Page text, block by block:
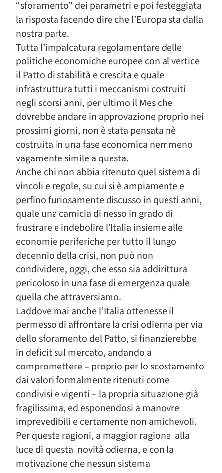
“sforamento” dei parametri e poi festeggiata
la risposta facendo dire che l’Europa sta dalla
nostra parte.
Tutta l’impalcatura regolamentare delle
politiche economiche europee con al vertice
il Patto di stabilità e crescita e quale
infrastruttura tutti i meccanismi costruiti
negli scorsi anni, per ultimo il Mes che
dovrebbe andare in approvazione proprio nei
prossimi giorni, non è stata pensata nè
costruita in una fase economica nemmeno
vagamente simile a questa.
Anche chi non abbia ritenuto quel sistema di
vincoli e regole, su cui si è ampiamente e
perfino furiosamente discusso in questi anni,
quale una camicia di nesso in grado di
frustrare e indebolire l’Italia insieme alle
economie periferiche per tutto il lungo
decennio della crisi, non può non
condividere, oggi, che esso sia addirittura
pericoloso in una fase di emergenza quale
quella che attraversiamo.
Laddove mai anche l’Italia ottenesse il
permesso di affrontare la crisi odierna per via
dello sforamento del Patto, si finanzierebbe
in deficit sul mercato, andando a
compromettere – proprio per lo scostamento
dai valori formalmente ritenuti come
condivisi e vigenti – la propria situazione già
fragilissima, ed esponendosi a manovre
imprevedibili e certamente non amichevoli.
Per queste ragioni, a maggior ragione alla
luce di questa novità odierna, e con la
motivazione che nessun sistema